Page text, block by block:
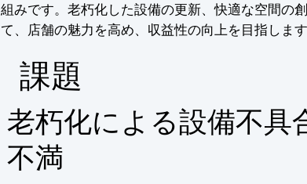
組みです。老朽化した設備の更新、快適な空間の
て、店舗の魅力を高め、収益性の向上を目指します
​課題
老朽化による設備不具
不満